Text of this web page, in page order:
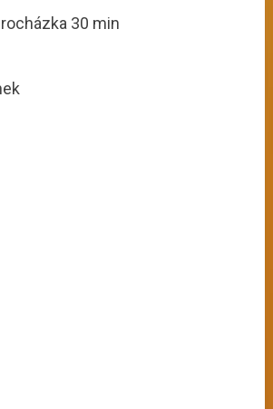
30 min